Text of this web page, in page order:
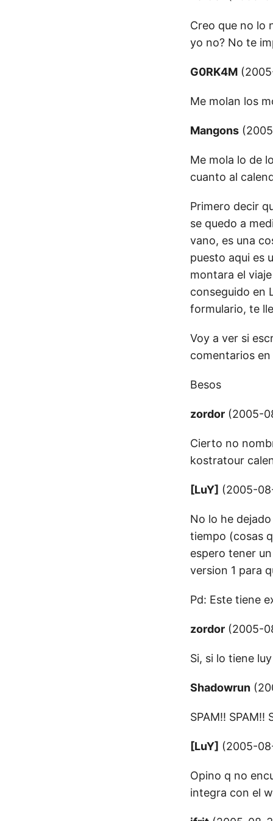
Creo que no lo
yo no? No te
G0RK4M
Me molan los
Mangons
Me mola lo de
cuanto al
Primero decir
se quedo a
vano, es una
puesto aqui es
montara el
conseguido en
formulario, te
Voy a ver si
comentarios
Besos
zordor (2005-
Cierto no
kostratour
[LuY] (2005-
No lo he
tiempo (cosas
espero tener
version 1 para
Pd: Este tiene
zordor (2005-
Si, si lo tiene
Shadowrun
SPAM!! SPAM!!
[LuY] (2005-
Opino q no
integra con el